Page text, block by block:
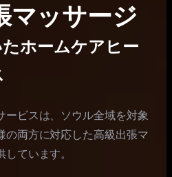
マッサージ
ホームケアヒー
ービスは、ソウル全域を対象
の両方に対応した高級出張マ
ています。